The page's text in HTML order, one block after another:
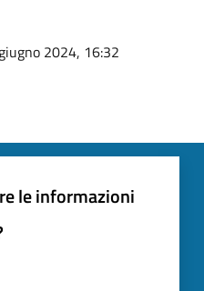
2024, 16:32
le informazioni